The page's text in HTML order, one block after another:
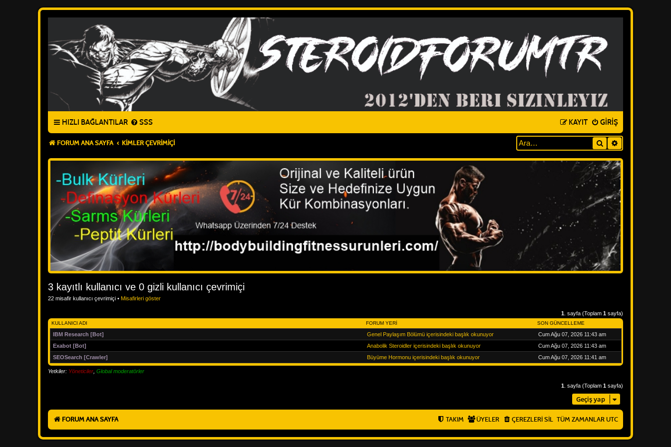
HIZLI BAĞLANTILAR SSS GIRIŞ
KAYIT
FORUM ANA SAYFA KIMLER ÇEVRIMIÇI Ara
3 kayıtlı kullanıcı ve 0 gizli kullanıcı çevrimiçi
22 misafir kullanıcı çevrimiçi • Misafirleri göster
1 . sayfa (Toplam 1 sayfa)
KULLANICI ADI FORUM YERI SON GÜNCELLEME
IBM Research [Bot] Genel Paylaşım Bölümü içerisindeki başlık okunuyor
Cum Ağu 07, 2026 11:43 am
Exabot [Bot]
Anabolik Steroidler içerisindeki başlık okunuyor
Cum Ağu 07, 2026 11:43 am
SEOSearch [Crawler]
Büyüme Hormonu içerisindeki başlık okunuyor Cum Ağu 07, 2026 11:41 am
Yetkiler: Yöneticiler Global moderatörler
1. sayfa (Toplam 1 sayfa)
Geçiş yap
FORUM ANA SAYFA TÜM ZAMANLAR UTC
ÇEREZLERI SIL
ÜYELER
TAKIM